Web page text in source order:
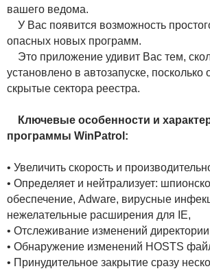
вашего ведома.
У Вас появится возможность
опасных новых программ.
Это приложение удивит Вас тем,
установлено в автозапуске,
скрытые сектора реестра.
Ключевые особенности и
программы WinPatrol:
• Увеличить скорость и
• Определяет и нейтрализует:
обеспечение, Adware, вирусные
нежелательные расширения для IE,
• Отслеживание изменений директории
• Обнаружение изменений HOSTS
• Принудительное закрытие сразу